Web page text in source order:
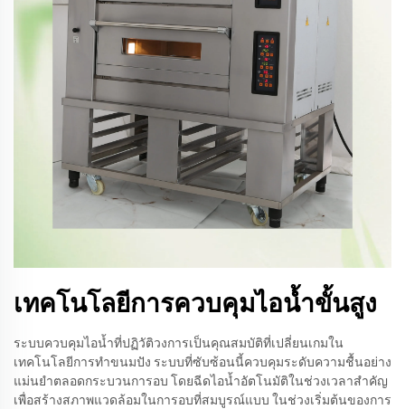
เทคโนโลยีการควบคุมไอน้ำขั้นสูง
ระบบควบคุมไอน้ำที่ปฏิวัติวงการเป็นคุณสมบัติที่เปลี่ยนเกมใน
เทคโนโลยีการทำขนมปัง ระบบที่ซับซ้อนนี้ควบคุมระดับความชื้นอย่าง
แม่นยำตลอดกระบวนการอบ โดยฉีดไอน้ำอัตโนมัติในช่วงเวลาสำคัญ
เพื่อสร้างสภาพแวดล้อมในการอบที่สมบูรณ์แบบ ในช่วงเริ่มต้นของการ